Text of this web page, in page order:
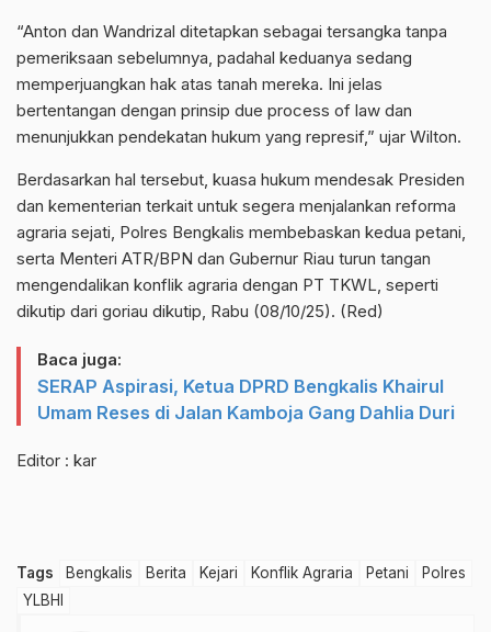
“Anton dan Wandrizal ditetapkan sebagai tersangka tanpa
pemeriksaan sebelumnya, padahal keduanya sedang
memperjuangkan hak atas tanah mereka. Ini jelas
bertentangan dengan prinsip due process of law dan
menunjukkan pendekatan hukum yang represif,” ujar Wilton.
Berdasarkan hal tersebut, kuasa hukum mendesak Presiden
dan kementerian terkait untuk segera menjalankan reforma
agraria sejati, Polres Bengkalis membebaskan kedua petani,
serta Menteri ATR/BPN dan Gubernur Riau turun tangan
mengendalikan konflik agraria dengan PT TKWL, seperti
dikutip dari goriau dikutip, Rabu (08/10/25). (Red)
Baca juga:
SERAP Aspirasi, Ketua DPRD Bengkalis Khairul
Umam Reses di Jalan Kamboja Gang Dahlia Duri
Editor : kar
Tags Bengkalis Berita Kejari Konflik Agraria Petani
Polres
YLBHI